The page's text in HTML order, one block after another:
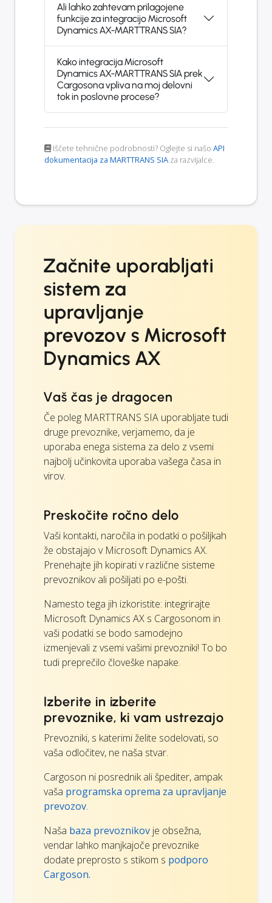
Ali lahko zahtevam prilagojene
funkcije za integracijo Microsoft
Dynamics AX-MARTTRANS SIA?
Kako integracija Microsoft
Dynamics AX-MARTTRANS SIA prek
Cargosona vpliva na moj delovni
tok in poslovne procese?
Iščete tehnične podrobnosti? Oglejte si našo API
dokumentacija za MARTTRANS SIA za razvijalce.
Začnite uporabljati
sistem za
upravljanje
prevozov s Microsoft
Dynamics AX
Vaš čas je dragocen
Če poleg MARTTRANS SIA uporabljate tudi
druge prevoznike, verjamemo, da je
uporaba enega sistema za delo z vsemi
najbolj učinkovita uporaba vašega časa in
virov.
Preskočite ročno delo
Vaši kontakti, naročila in podatki o pošiljkah
že obstajajo v Microsoft Dynamics AX.
Prenehajte jih kopirati v različne sisteme
prevoznikov ali pošiljati po e-pošti.
Namesto tega jih izkoristite: integrirajte
Microsoft Dynamics AX s Cargosonom in
vaši podatki se bodo samodejno
izmenjevali z vsemi vašimi prevozniki! To bo
tudi preprečilo človeške napake.
Izberite in izberite
prevoznike, ki vam ustrezajo
Prevozniki, s katerimi želite sodelovati, so
vaša odločitev, ne naša stvar.
Cargoson ni posrednik ali špediter, ampak
vaša programska oprema za upravljanje
prevozov.
Naša baza prevoznikov je obsežna,
vendar lahko manjkajoče prevoznike
dodate preprosto s stikom s podporo
Cargoson.